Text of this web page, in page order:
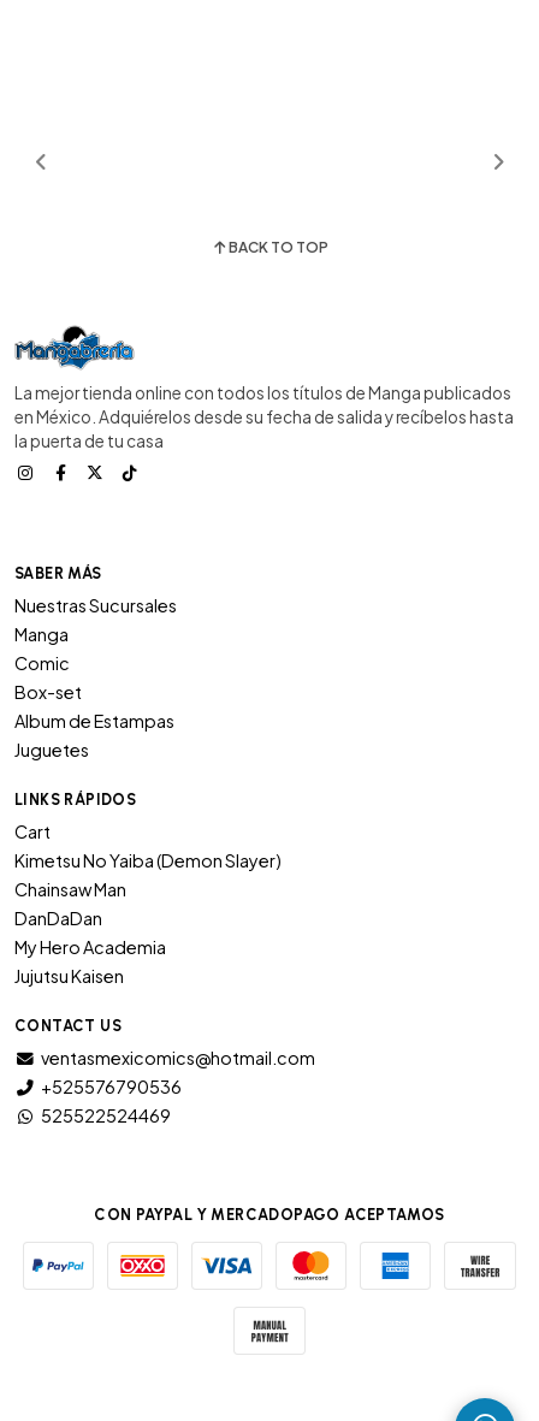
BACK TO TOP
La mejor tienda online con todos los títulos de Manga publicados
en México. Adquiérelos desde su fecha de salida y recíbelos hasta
la puerta de tu casa
SABER MÁS
Nuestras Sucursales
Manga
Comic
Box-set
Album de Estampas
Juguetes
LINKS RÁPIDOS
Cart
Kimetsu No Yaiba (Demon Slayer)
Chainsaw Man
DanDaDan
My Hero Academia
Jujutsu Kaisen
CONTACT US
ventasmexicomics@hotmail.com
+525576790536
525522524469
CON PAYPAL Y MERCADOPAGO ACEPTAMOS